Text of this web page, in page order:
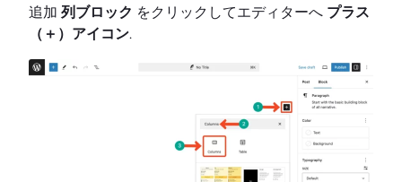
追加 列ブロック をクリックしてエディターへ プラス
（＋）アイコン.